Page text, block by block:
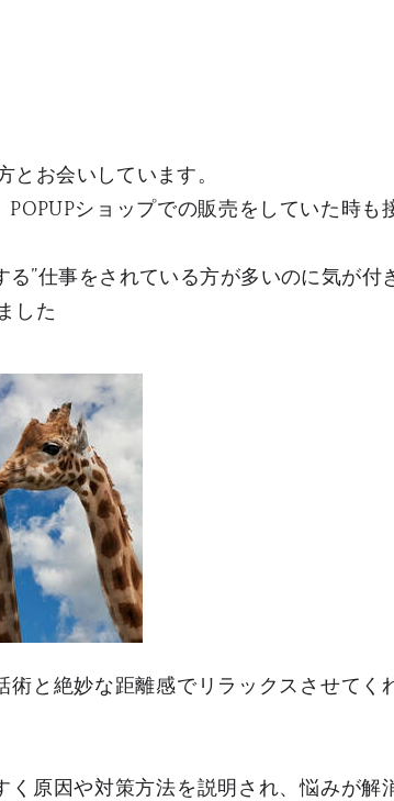
とお会いしています。
ショップでの販売をしていた時も
”仕事をされている方が多いのに気が付
した
術と絶妙な距離感でリラックスさせてく
く原因や対策方法を説明され、悩みが解